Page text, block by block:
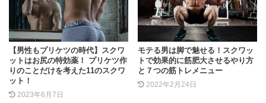
【男性もプリケツの時代】スクワ
ットはお尻の特効薬！ プリケツ作
りのことだけを考えた11のスクワ
ット！
2023年6月7日
モテる男は脚で魅せる！スクワッ
トで効果的に筋肥大させるやり方
と７つの筋トレメニュー
2022年2月24日